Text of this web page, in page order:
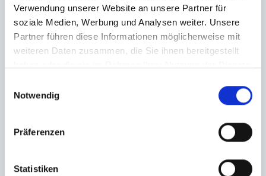
Verwendung unserer Website an unsere Partner für
soziale Medien, Werbung und Analysen weiter. Unsere
Partner führen diese Informationen möglicherweise mit
weiteren Daten zusammen, die Sie ihnen bereitgestellt
Notwendig
Präferenzen
Statistiken